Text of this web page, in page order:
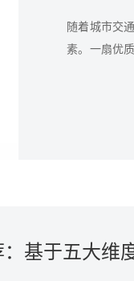
随着城市交
素。一扇优